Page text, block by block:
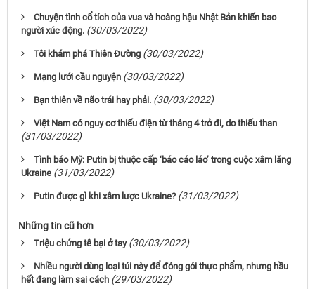
Chuyện tình cổ tích của vua và hoàng hậu Nhật Bản khiến bao
người xúc động. (30/03/2022)
Tôi khám phá Thiên Đường (30/03/2022)
Mạng lưới cầu nguyện (30/03/2022)
Bạn thiên về não trái hay phải. (30/03/2022)
Việt Nam có nguy cơ thiếu điện từ tháng 4 trở đi, do thiếu than
(31/03/2022)
Tình báo Mỹ: Putin bị thuộc cấp ‘báo cáo láo’ trong cuộc xâm lăng
Ukraine (31/03/2022)
Putin được gì khi xâm lược Ukraine? (31/03/2022)
Những tin cũ hơn
Triệu chứng tê bại ở tay (30/03/2022)
Nhiều người dùng loại túi này để đóng gói thực phẩm, nhưng hầu
hết đang làm sai cách (29/03/2022)